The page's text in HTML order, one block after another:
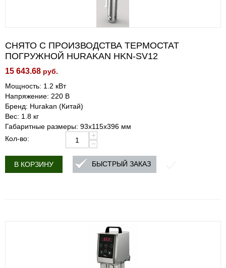
СНЯТО С ПРОИЗВОДСТВА ТЕРМОСТАТ
ПОГРУЖНОЙ HURAKAN HKN-SV12
15 643.68 руб.
Мощность: 1.2 кВт
Напряжение: 220 В
Бренд: Hurakan (Китай)
Вес: 1.8 кг
Габаритные размеры: 93x115x396 мм
Кол-во:
+
−
В КОРЗИНУ БЫСТРЫЙ ЗАКАЗ